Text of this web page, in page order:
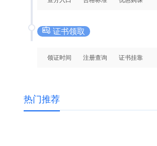
证书领取
领证时间 注册查询 证书挂靠
热门推荐